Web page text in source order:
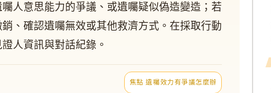
人意思能力的爭議、或遺囑疑似偽造變造；若
、確認遺囑無效或其他救濟方式。在採取行動
人資訊與對話紀錄。
焦點 遺囑效力有爭議怎麼辦